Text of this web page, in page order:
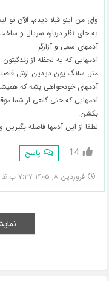
وای من اینو قبلا دیدم، الآن
یه جای نظر درباره سریال و
آدمهای سمی و آزار‌گر
آدمهایی که یه لحظه از
مثل سانگ یون دیدین ازش فاصله
آدمهای خودخواهی بشه که
آدمهایی که حتی گاهی از شما
بکشن.
لطفا از این آدمها فاصله
14 پاسخ
فروردین ۸, ۱۴۰۵ ۷:۳۷ ب.ظ